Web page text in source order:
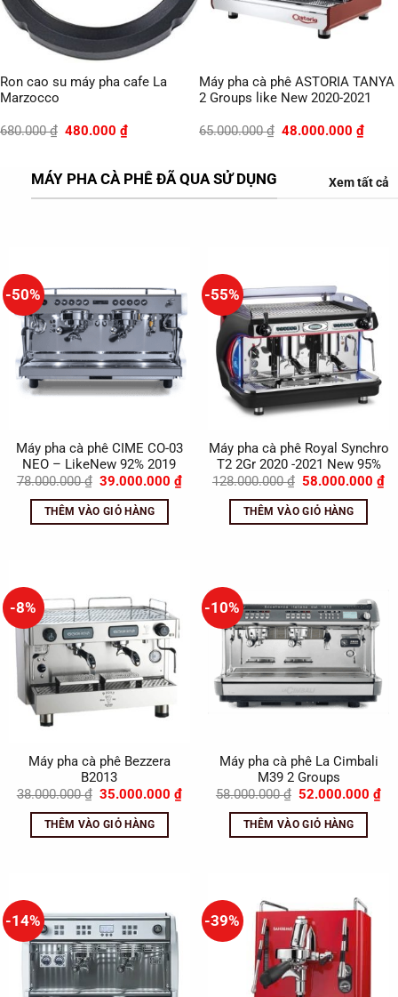
Ron cao su máy pha cafe La
Marzocco
680.000₫ Giá
680.000 ₫.
480.000₫Giá
480.000 ₫.
Máy pha cà phê ASTORIA TANYA
2 Groups like New 2020-2021
65.000.000₫ Giá
48.000.000₫Giá
₫.
MÁY PHA CÀ PHÊ ĐÃ QUA SỬ DỤNG Xem tất cả
-50%
Máy pha cà phê CIME CO-03
NEO – LikeNew 92% 2019
78.000.000₫ Giá
là:
78.000.000 ₫.
39.000.000₫Giá
THÊM VÀO GIỎ HÀNG
-55%
Máy pha cà phê Royal Synchro
T2 2Gr 2020 -2021 New 95%
128.000.000₫ Giá
là:
128.000.000 ₫.
58.000.000₫
THÊM VÀO GIỎ HÀNG
-8%
Máy pha cà phê Bezzera
B2013
38.000.000₫ Giá
là:
38.000.000 ₫.
35.000.000₫Giá
THÊM VÀO GIỎ HÀNG
-10%
Máy pha cà phê La Cimbali
M39 2 Groups
58.000.000₫ Giá
là:
58.000.000 ₫.
52.000.000₫
THÊM VÀO GIỎ HÀNG
-14% -39%